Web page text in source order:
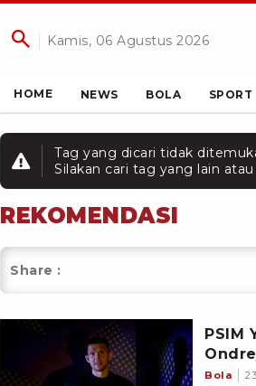
Kamis, 06 Agustus 2026
HOME NEWS BOLA SPORT
Tag yang dicari tidak
Silakan cari tag yang lain
REKOMENDASI
Share :
PSIM
Bola